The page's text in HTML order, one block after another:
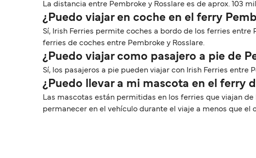
La distancia entre Pembroke y Rosslare es de aprox. 103
¿Puedo viajar en coche en el ferry
Sí, Irish Ferries permite coches a bordo de los ferries
ferries de coches entre Pembroke y Rosslare.
¿Puedo viajar como pasajero a pie de
Sí, los pasajeros a pie pueden viajar con Irish Ferries entre
¿Puedo llevar a mi mascota en el ferry
Las mascotas están permitidas en los ferries que viajan
permanecer en el vehículo durante el viaje a menos que